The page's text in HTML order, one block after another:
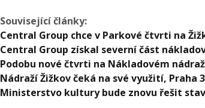
Související články:
Central Group chce v Parkové čtvrti na
Central Group získal severní část
Podobu nové čtvrti na Nákladovém
Nádraží Žižkov čeká na své využití, Praha
Ministerstvo kultury bude znovu řešit